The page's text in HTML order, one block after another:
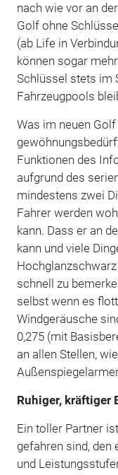
nach wie vor an
Golf ohne
(ab Life in
können sogar
Schlüssel stets im
Fahrzeugpools
Was im neuen
Funktionen des
aufgrund des
mindestens zwei
Fahrer werden
kann. Dass er an
kann und viele
schnell zu
selbst wenn es
Windgeräusche
0,275 (mit
an allen Stellen,
Ruhiger, kräftiger
Ein toller Partner
gefahren sind, den
und